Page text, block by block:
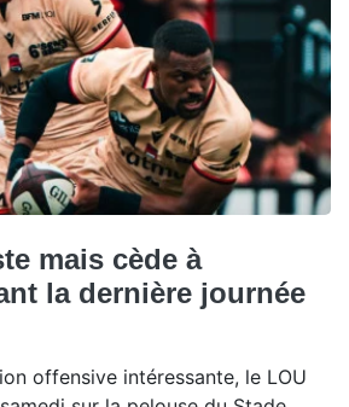
mais cède à
la dernière journée
offensive intéressante, le LOU